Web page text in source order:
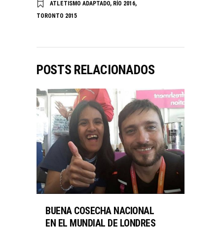
ATLETISMO ADAPTADO, RÍO 2016,
TORONTO 2015
POSTS RELACIONADOS
BUENA COSECHA NACIONAL
EN EL MUNDIAL DE LONDRES